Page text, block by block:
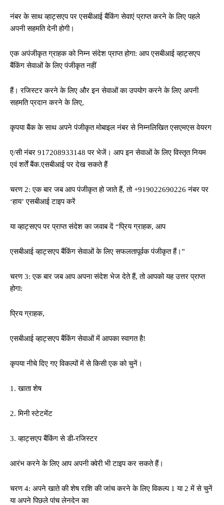
नंबर के साथ व्हाट्सएप पर एसबीआई बैंकिंग सेवाएं प्राप्त करने के लिए पहले
अपनी सहमति देनी होगी।
एक अपंजीकृत ग्राहक को निम्न संदेश प्राप्त होगा: आप एसबीआई व्हाट्सएप
बैंकिंग सेवाओं के लिए पंजीकृत नहीं
हैं। रजिस्टर करने के लिए और इन सेवाओं का उपयोग करने के लिए अपनी
सहमति प्रदान करने के लिए,
कृपया बैंक के साथ अपने पंजीकृत मोबाइल नंबर से निम्नलिखित एसएमएस वेयरग
ए/सी नंबर 917208933148 पर भेजें। आप इन सेवाओं के लिए विस्तृत नियम
एवं शर्तें बैंक.एसबीआई पर देख सकते हैं
चरण 2: एक बार जब आप पंजीकृत हो जाते हैं, तो +919022690226 नंबर पर
‘हाय’ एसबीआई टाइप करें
या व्हाट्सएप पर प्राप्त संदेश का जवाब दें “प्रिय ग्राहक, आप
एसबीआई व्हाट्सएप बैंकिंग सेवाओं के लिए सफलतापूर्वक पंजीकृत हैं।”
चरण 3: एक बार जब आप अपना संदेश भेज देते हैं, तो आपको यह उत्तर प्राप्त
होगा:
प्रिय ग्राहक,
एसबीआई व्हाट्सएप बैंकिंग सेवाओं में आपका स्वागत है!
कृपया नीचे दिए गए विकल्पों में से किसी एक को चुनें।
1. खाता शेष
2. मिनी स्टेटमेंट
3. व्हाट्सएप बैंकिंग से डी-रजिस्टर
आरंभ करने के लिए आप अपनी क्वेरी भी टाइप कर सकते हैं।
चरण 4: अपने खाते की शेष राशि की जांच करने के लिए विकल्प 1 या 2 में से चुनें
या अपने पिछले पांच लेनदेन का